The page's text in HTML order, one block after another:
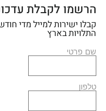
הרשמו לקבלת
קבלו ישירות למייל מדי
התלויות בארץ
שם פרטי
טלפון